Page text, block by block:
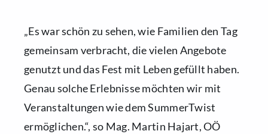
„Es war schön zu sehen, wie Familien den Tag
gemeinsam verbracht, die vielen Angebote
genutzt und das Fest mit Leben gefüllt haben.
Genau solche Erlebnisse möchten wir mit
Veranstaltungen wie dem SummerTwist
ermöglichen.“, so Mag. Martin Hajart, OÖ